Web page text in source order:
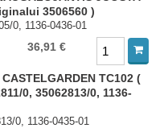
3506560 )
0, 1136-0436-01
36,91 €
TC102 (
0, 35062813/0, 1136-
0, 1136-0435-01